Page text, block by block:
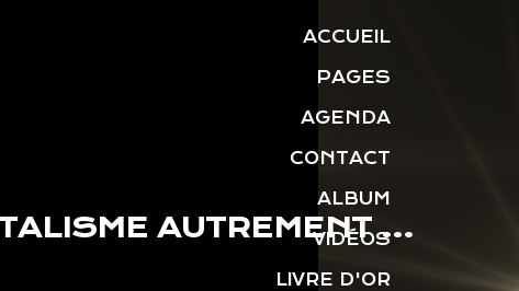
AUTREMENT ...
ACCUEIL
PAGES
AGENDA
CONTACT
ALBUM
VIDÉOS
LIVRE D'OR